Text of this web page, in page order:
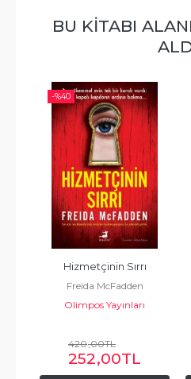
BU KITABI
-%40
Hizmetçi
Freida McFadden
Olimpos Yayınları
420,00
252,00TL